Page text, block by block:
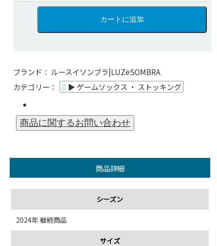
ブランド： ルースイソンブラ|LUZeSOMBRA
カテゴリー：
▶ ゲームソックス ・ ストッキング
商品詳細
シーズン
2024年 継続商品
サイズ